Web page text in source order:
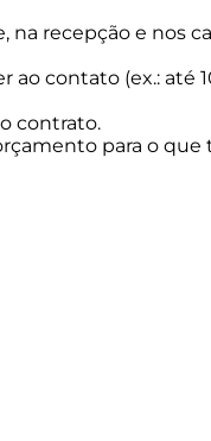
na recepção e nos
contato (ex.: até
contrato.
para o que